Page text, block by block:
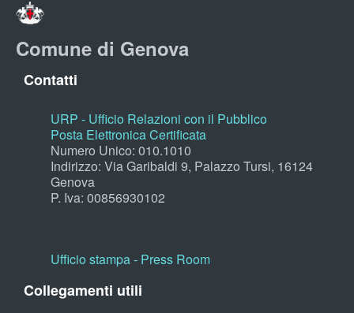
Comune di Genova
Contatti
URP - Ufficio Relazioni con il Pubblico
Posta Elettronica Certificata
Numero Unico: 010.1010
Indirizzo: Via Garibaldi 9, Palazzo Tursi, 16124
Genova
P. Iva: 00856930102
Ufficio stampa - Press Room
Collegamenti utili